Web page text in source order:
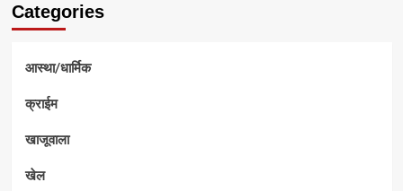
Categories
आस्था/धार्मिक
क्राईम
खाजूवाला
खेल